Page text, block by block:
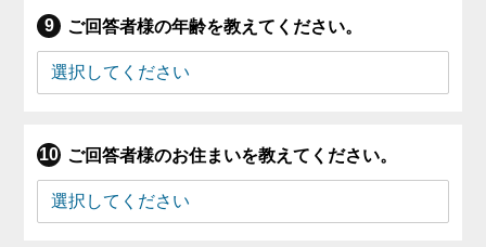
ご回答者様の年齢を教えてください。
ご回答者様のお住まいを教えてください。